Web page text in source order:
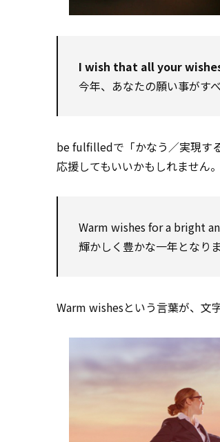
I wish that all your
今年、あなたの願い事がす
be fulfilledで「かなう／実現す
応援してもいいかもしれません。
Warm wishes for a bright
輝かしく豊かな一年となり
Warm wishesという言葉が、文